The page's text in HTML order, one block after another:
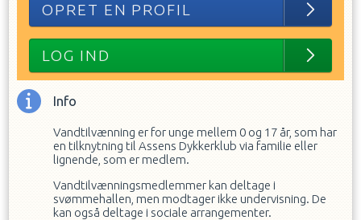
OPRET EN PROFIL
LOG IND
Info
Vandtilvænning er for unge mellem 0 og 17 år, som har
en tilknytning til Assens Dykkerklub via familie eller
lignende, som er medlem.
Vandtilvænningsmedlemmer kan deltage i
svømmehallen, men modtager ikke undervisning. De
kan også deltage i sociale arrangementer.